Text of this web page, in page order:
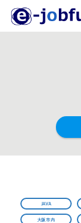
JAVA
大阪市内